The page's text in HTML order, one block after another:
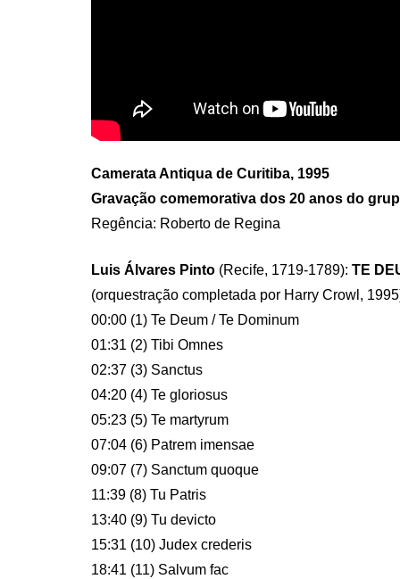
Camerata Antiqua de Curitiba, 1995
Gravação comemorativa dos 20 anos do
Regência: Roberto de Regina
Luis Álvares Pinto (Recife, 1719-1789): TE
(orquestração completada por Harry Crowl,
00:00 (1) Te Deum / Te Dominum
01:31 (2) Tibi Omnes
02:37 (3) Sanctus
04:20 (4) Te gloriosus
05:23 (5) Te martyrum
07:04 (6) Patrem imensae
09:07 (7) Sanctum quoque
11:39 (8) Tu Patris
13:40 (9) Tu devicto
15:31 (10) Judex crederis
18:41 (11) Salvum fac